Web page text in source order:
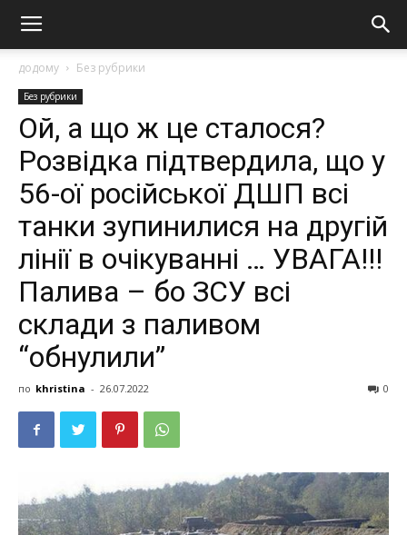
додому Без рубрики
Без рубрики
Ой, а що ж це сталося?
Розвідка підтвердила, що у
56-ої російської ДШП всі
танки зупинилися на другій
лінії в очікуванні … УВАГА!!!
Палива – бо ЗСУ всі
склади з паливом
“обнулили”
по khristina - 26.07.2022 0